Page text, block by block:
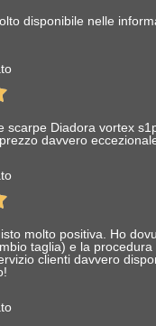
disponibile nelle
scarpe Diadora vortex
davvero
molto positiva. Ho
taglia) e la procedura
clienti davvero